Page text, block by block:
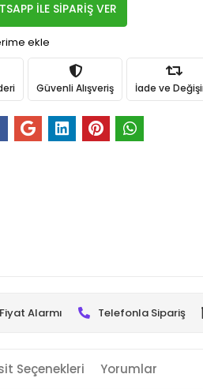
İLE SİPARİŞ VER
ekle
Güvenli Alışveriş İade ve
Fiyat Alarmı Telefonla Sipariş
Seçenekleri Yorumlar